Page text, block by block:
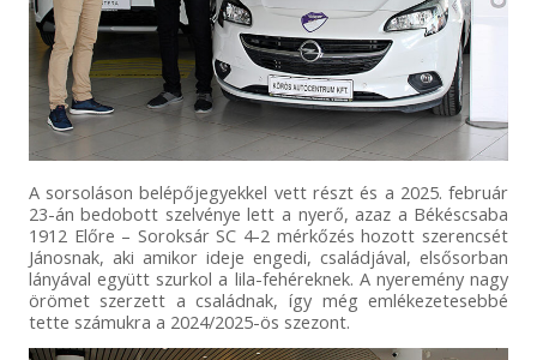
A sorsoláson belépőjegyekkel vett részt és a 2025. február
23-án bedobott szelvénye lett a nyerő, azaz a Békéscsaba
1912 Előre – Soroksár SC 4-2 mérkőzés hozott szerencsét
Jánosnak, aki amikor ideje engedi, családjával, elsősorban
lányával együtt szurkol a lila-fehéreknek. A nyeremény nagy
örömet szerzett a családnak, így még emlékezetesebbé
tette számukra a 2024/2025-ös szezont.